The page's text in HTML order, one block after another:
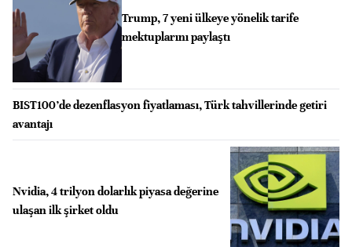
Trump, 7 yeni ülkeye yönelik tarife
mektuplarını paylaştı
BIST100’de dezenflasyon fiyatlaması, Türk tahvillerinde getiri
avantajı
Nvidia, 4 trilyon dolarlık piyasa değerine
ulaşan ilk şirket oldu